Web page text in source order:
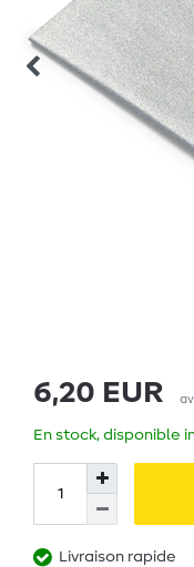
6,20 EUR
En stock, disponible
Livraison rapide